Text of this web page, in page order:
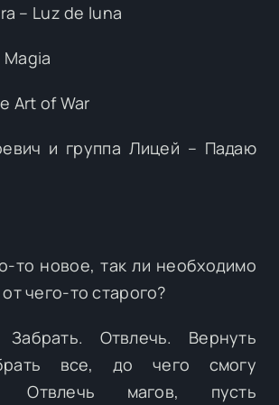
– Luz de luna
Magia
Art of War
и группа Лицей – Падаю
то новое, так ли необходимо
чего-то старого?
Отвлечь. Вернуть
все, до чего смогу
Отвлечь магов, пусть